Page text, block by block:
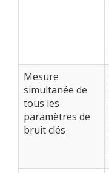
Mesure
simultanée de
tous les
paramètres de
bruit clés